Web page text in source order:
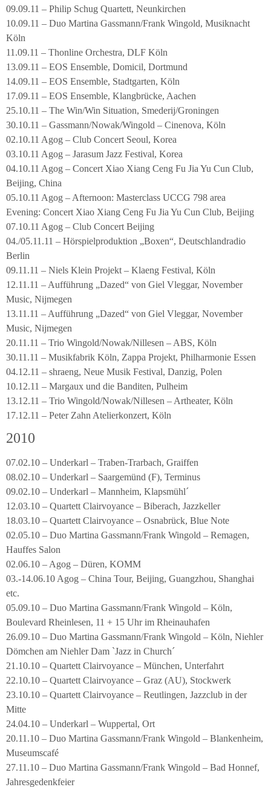
09.09.11 – Philip Schug Quartett, Neunkirchen
10.09.11 – Duo Martina Gassmann/Frank Wingold, Musiknacht
Köln
11.09.11 – Thonline Orchestra, DLF Köln
13.09.11 – EOS Ensemble, Domicil, Dortmund
14.09.11 – EOS Ensemble, Stadtgarten, Köln
17.09.11 – EOS Ensemble, Klangbrücke, Aachen
25.10.11 – The Win/Win Situation, Smederij/Groningen
30.10.11 – Gassmann/Nowak/Wingold – Cinenova, Köln
02.10.11 Agog – Club Concert Seoul, Korea
03.10.11 Agog – Jarasum Jazz Festival, Korea
04.10.11 Agog – Concert Xiao Xiang Ceng Fu Jia Yu Cun Club,
Beijing, China
05.10.11 Agog – Afternoon: Masterclass UCCG 798 area
Evening: Concert Xiao Xiang Ceng Fu Jia Yu Cun Club, Beijing
07.10.11 Agog – Club Concert Beijing
04./05.11.11 – Hörspielproduktion „Boxen“, Deutschlandradio
Berlin
09.11.11 – Niels Klein Projekt – Klaeng Festival, Köln
12.11.11 – Aufführung „Dazed“ von Giel Vleggar, November
Music, Nijmegen
13.11.11 – Aufführung „Dazed“ von Giel Vleggar, November
Music, Nijmegen
20.11.11 – Trio Wingold/Nowak/Nillesen – ABS, Köln
30.11.11 – Musikfabrik Köln, Zappa Projekt, Philharmonie Essen
04.12.11 – shraeng, Neue Musik Festival, Danzig, Polen
10.12.11 – Margaux und die Banditen, Pulheim
13.12.11 – Trio Wingold/Nowak/Nillesen – Artheater, Köln
17.12.11 – Peter Zahn Atelierkonzert, Köln
2010
07.02.10 – Underkarl – Traben-Trarbach, Graiffen
08.02.10 – Underkarl – Saargemünd (F), Terminus
09.02.10 – Underkarl – Mannheim, Klapsmühl´
12.03.10 – Quartett Clairvoyance – Biberach, Jazzkeller
18.03.10 – Quartett Clairvoyance – Osnabrück, Blue Note
02.05.10 – Duo Martina Gassmann/Frank Wingold – Remagen,
Hauffes Salon
02.06.10 – Agog – Düren, KOMM
03.-14.06.10 Agog – China Tour, Beijing, Guangzhou, Shanghai
etc.
05.09.10 – Duo Martina Gassmann/Frank Wingold – Köln,
Boulevard Rheinlesen, 11 + 15 Uhr im Rheinauhafen
26.09.10 – Duo Martina Gassmann/Frank Wingold – Köln, Niehler
Dömchen am Niehler Dam `Jazz in Church´
21.10.10 – Quartett Clairvoyance – München, Unterfahrt
22.10.10 – Quartett Clairvoyance – Graz (AU), Stockwerk
23.10.10 – Quartett Clairvoyance – Reutlingen, Jazzclub in der
Mitte
24.04.10 – Underkarl – Wuppertal, Ort
20.11.10 – Duo Martina Gassmann/Frank Wingold – Blankenheim,
Museumscafé
27.11.10 – Duo Martina Gassmann/Frank Wingold – Bad Honnef,
Jahresgedenkfeier